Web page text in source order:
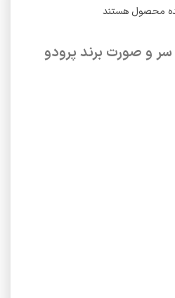
محصول هستند
و صورت برند پرودو